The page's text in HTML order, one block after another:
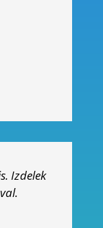
Izdelek